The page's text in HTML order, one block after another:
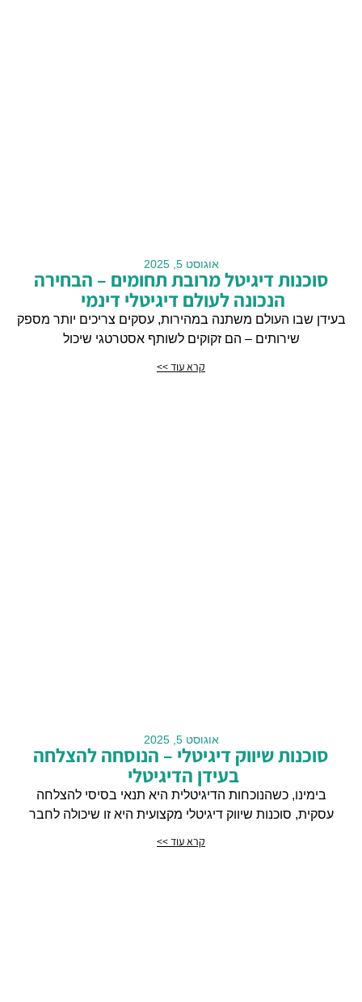
אוגוסט 5, 2025
סוכנות דיגיטל מרובת תחומים – הבחירה
הנכונה לעולם דיגיטלי דינמי
בעידן שבו העולם משתנה במהירות, עסקים צריכים יותר מספק
שירותים – הם זקוקים לשותף אסטרטגי שיכול
קרא עוד >>
אוגוסט 5, 2025
סוכנות שיווק דיגיטלי – הנוסחה להצלחה
בעידן הדיגיטלי
בימינו, כשהנוכחות הדיגיטלית היא תנאי בסיסי להצלחה
עסקית, סוכנות שיווק דיגיטלי מקצועית היא זו שיכולה לחבר
קרא עוד >>